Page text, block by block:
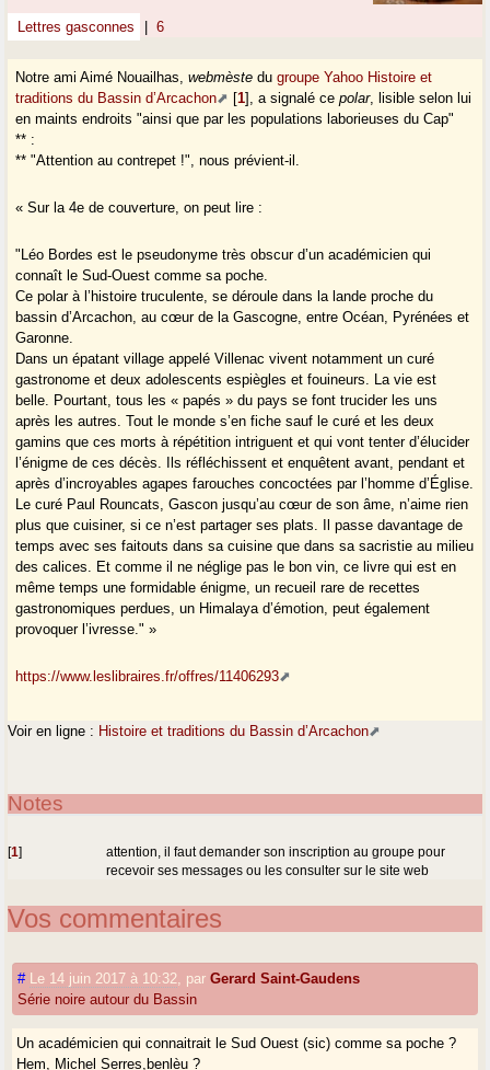
Lettres gasconnes 6
Notre ami Aimé Nouailhas,webmèste dugroupe Yahoo Histoire et
traditions du Bassin d’Arcachon
[1] , a signalé cepolar, lisible selon lui
en maints endroits "ainsi que par les populations laborieuses du Cap"
** :
** "Attention au contrepet !", nous prévient-il.
« Sur la 4e de couverture, on peut lire :
"Léo Bordes est le pseudonyme très obscur d’un académicien qui
connaît le Sud-Ouest comme sa poche.
Ce polar à l’histoire truculente, se déroule dans la lande proche du
bassin d’Arcachon, au cœur de la Gascogne, entre Océan, Pyrénées et
Garonne.
Dans un épatant village appelé Villenac vivent notamment un curé
gastronome et deux adolescents espiègles et fouineurs. La vie est
belle. Pourtant, tous les « papés » du pays se font trucider les uns
après les autres. Tout le monde s’en fiche sauf le curé et les deux
gamins que ces morts à répétition intriguent et qui vont tenter d’élucider
l’énigme de ces décès. Ils réfléchissent et enquêtent avant, pendant et
après d’incroyables agapes farouches concoctées par l’homme d’Église.
Le curé Paul Rouncats, Gascon jusqu’au cœur de son âme, n’aime rien
plus que cuisiner, si ce n’est partager ses plats. Il passe davantage de
temps avec ses faitouts dans sa cuisine que dans sa sacristie au milieu
des calices. Et comme il ne néglige pas le bon vin, ce livre qui est en
même temps une formidable énigme, un recueil rare de recettes
gastronomiques perdues, un Himalaya d’émotion, peut également
provoquer l’ivresse." »
https://www.leslibraires.fr/offres/11406293
Voir en ligne : Histoire et traditions du Bassin d’Arcachon
Notes
[1]
attention, il faut demander son inscription au groupe pour
recevoir ses messages ou les consulter sur le site web
Vos commentaires
# Le 14 juin 2017 à 10:32 parGerard Saint-Gaudens
Série noire autour du Bassin
Un académicien qui connaitrait le Sud Ouest (sic) comme sa poche ?
Hem, Michel Serres,benlèu ?